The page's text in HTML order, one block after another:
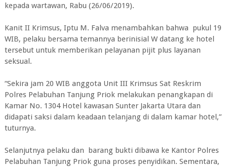
kepada wartawan, Rabu (26/06/2019).
Kanit II Krimsus, Iptu M. Falva menambahkan bahwa pukul 19
WIB, pelaku bersama temannya berinisial W datang ke hotel
tersebut untuk memberikan pelayanan pijit plus layanan
seksual.
“Sekira jam 20 WIB anggota Unit III Krimsus Sat Reskrim
Polres Pelabuhan Tanjung Priok melakukan penangkapan di
Kamar No. 1304 Hotel kawasan Sunter Jakarta Utara dan
didapati saksi dalam keadaan telanjang di dalam kamar hotel,”
tuturnya.
Selanjutnya pelaku dan barang bukti dibawa ke Kantor Polres
Pelabuhan Tanjung Priok guna proses penyidikan. Sementara,